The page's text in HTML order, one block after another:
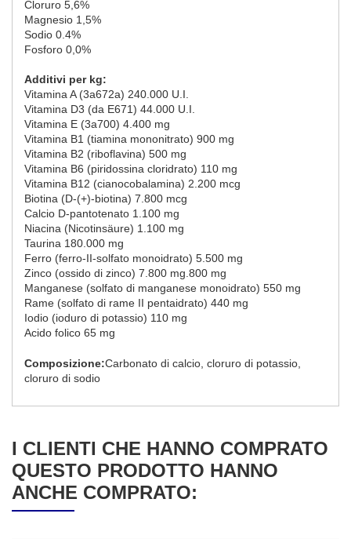
Cloruro 5,6%
Magnesio 1,5%
Sodio 0.4%
Fosforo 0,0%
Additivi per kg:
Vitamina A (3a672a) 240.000 U.I.
Vitamina D3 (da E671) 44.000 U.I.
Vitamina E (3a700) 4.400 mg
Vitamina B1 (tiamina mononitrato) 900 mg
Vitamina B2 (riboflavina) 500 mg
Vitamina B6 (piridossina cloridrato) 110 mg
Vitamina B12 (cianocobalamina) 2.200 mcg
Biotina (D-(+)-biotina) 7.800 mcg
Calcio D-pantotenato 1.100 mg
Niacina (Nicotinsäure) 1.100 mg
Taurina 180.000 mg
Ferro (ferro-II-solfato monoidrato) 5.500 mg
Zinco (ossido di zinco) 7.800 mg.800 mg
Manganese (solfato di manganese monoidrato) 550 mg
Rame (solfato di rame II pentaidrato) 440 mg
Iodio (ioduro di potassio) 110 mg
Acido folico 65 mg
Composizione:Carbonato di calcio, cloruro di potassio,
cloruro di sodio
I CLIENTI CHE HANNO COMPRATO
QUESTO PRODOTTO HANNO
ANCHE COMPRATO: